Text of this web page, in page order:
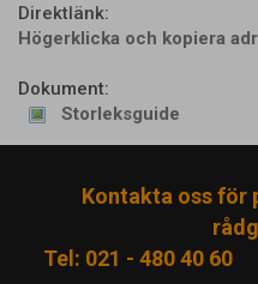
Direktlänk:
Högerklicka och kopiera
Dokument:
Storleksguide
Kontakta oss för
Tel: 021 - 480 40 60